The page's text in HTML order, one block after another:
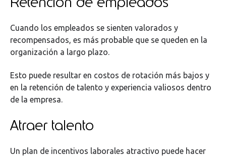
Cuando los empleados se sienten valorados y
recompensados, es más probable que se queden en la
organización a largo plazo.
Esto puede resultar en costos de rotación más bajos y
en la retención de talento y experiencia valiosos dentro
de la empresa.
Atraer talento
Un plan de incentivos laborales atractivo puede hacer